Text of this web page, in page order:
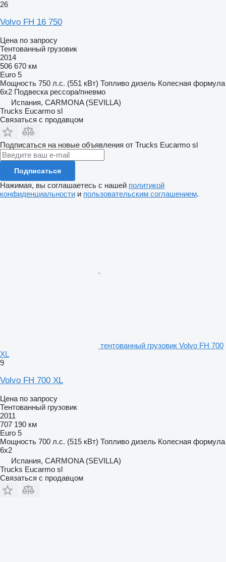
26
Volvo FH 16 750
Цена по запросу
Тентованный грузовик
2014
506 670 км
Euro 5
Мощность 750 л.с. (551 кВт) Топливо дизель Колесная формула
6x2 Подвеска рессора/пневмо
Испания, CARMONA (SEVILLA)
Trucks Eucarmo sl
Связаться с продавцом
Подписаться на новые объявления от Trucks Eucarmo sl
Подписаться
Нажимая, вы соглашаетесь с нашей политикой
конфиденциальности и пользовательским соглашением.
тентованный грузовик Volvo FH 700
XL
9
Volvo FH 700 XL
Цена по запросу
Тентованный грузовик
2011
707 190 км
Euro 5
Мощность 700 л.с. (515 кВт) Топливо дизель Колесная формула
6x2
Испания, CARMONA (SEVILLA)
Trucks Eucarmo sl
Связаться с продавцом